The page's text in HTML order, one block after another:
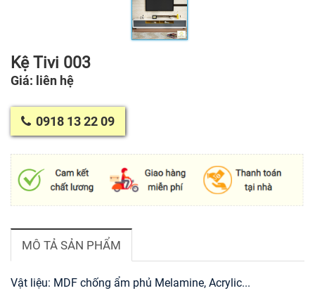
Kệ Tivi 003
Giá: liên hệ
0918 13 22 09
MÔ TẢ SẢN PHẨM
Vật liệu: MDF chống ẩm phủ Melamine, Acrylic...